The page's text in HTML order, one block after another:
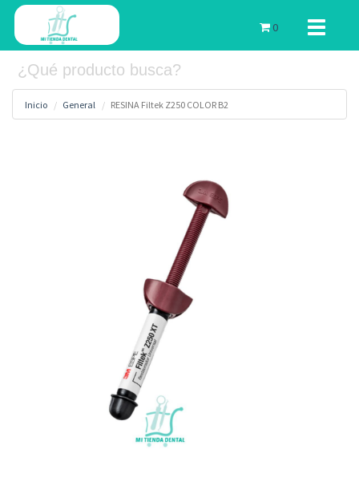
Toggle
0
Inicio General RESINA Filtek Z250 COLOR B2